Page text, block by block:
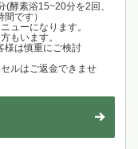
(酵素浴15~20分を2回、
です）
ューになります。
もいます。
様は慎重にご検討
ルはご返金できませ